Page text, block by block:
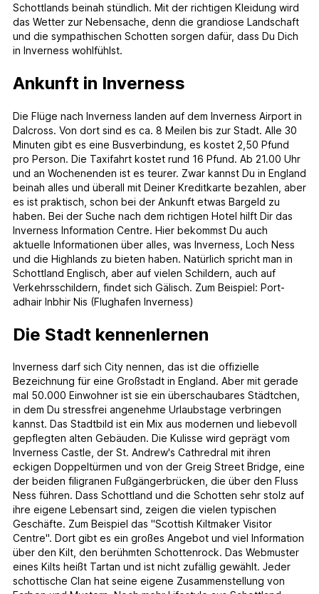
Schottlands beinah stündlich. Mit der richtigen Kleidung wird
das Wetter zur Nebensache, denn die grandiose Landschaft
und die sympathischen Schotten sorgen dafür, dass Du Dich
in Inverness wohlfühlst.
Ankunft in Inverness
Die Flüge nach Inverness landen auf dem Inverness Airport in
Dalcross. Von dort sind es ca. 8 Meilen bis zur Stadt. Alle 30
Minuten gibt es eine Busverbindung, es kostet 2,50 Pfund
pro Person. Die Taxifahrt kostet rund 16 Pfund. Ab 21.00 Uhr
und an Wochenenden ist es teurer. Zwar kannst Du in England
beinah alles und überall mit Deiner Kreditkarte bezahlen, aber
es ist praktisch, schon bei der Ankunft etwas Bargeld zu
haben. Bei der Suche nach dem richtigen Hotel hilft Dir das
Inverness Information Centre. Hier bekommst Du auch
aktuelle Informationen über alles, was Inverness, Loch Ness
und die Highlands zu bieten haben. Natürlich spricht man in
Schottland Englisch, aber auf vielen Schildern, auch auf
Verkehrsschildern, findet sich Gälisch. Zum Beispiel: Port-
adhair Inbhir Nis (Flughafen Inverness)
Die Stadt kennenlernen
Inverness darf sich City nennen, das ist die offizielle
Bezeichnung für eine Großstadt in England. Aber mit gerade
mal 50.000 Einwohner ist sie ein überschaubares Städtchen,
in dem Du stressfrei angenehme Urlaubstage verbringen
kannst. Das Stadtbild ist ein Mix aus modernen und liebevoll
gepflegten alten Gebäuden. Die Kulisse wird geprägt vom
Inverness Castle, der St. Andrew's Cathredral mit ihren
eckigen Doppeltürmen und von der Greig Street Bridge, eine
der beiden filigranen Fußgängerbrücken, die über den Fluss
Ness führen. Dass Schottland und die Schotten sehr stolz auf
ihre eigene Lebensart sind, zeigen die vielen typischen
Geschäfte. Zum Beispiel das "Scottish Kiltmaker Visitor
Centre". Dort gibt es ein großes Angebot und viel Information
über den Kilt, den berühmten Schottenrock. Das Webmuster
eines Kilts heißt Tartan und ist nicht zufällig gewählt. Jeder
schottische Clan hat seine eigene Zusammenstellung von